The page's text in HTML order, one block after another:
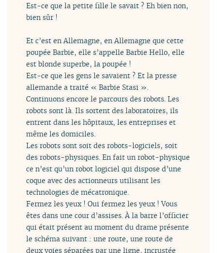
Est-ce que la petite fille le savait ? Eh bien non,
bien sûr !
Et c’est en Allemagne, en Allemagne que cette
poupée Barbie, elle s’appelle Barbie Hello, elle
est blonde superbe, la poupée !
Est-ce que les gens le savaient ? Et la presse
allemande a traité « Barbie Stasi ».
Continuons encore le parcours des robots. Les
robots sont là. Ils sortent des laboratoires, ils
entrent dans les hôpitaux, les entreprises et
même les domiciles.
Les robots sont soit des robots-logiciels, soit
des robots-physiques. En fait un robot-physique
ce n’est qu’un robot logiciel qui dispose d’une
coque avec des actionneurs utilisant les
technologies de mécatronique.
Fermez les yeux ! Oui fermez les yeux ! Vous
êtes dans une cour d’assises. À la barre l’officier
qui était présent au moment du drame présente
le schéma suivant : une route, une route de
deux voies séparées par une ligne, incrustée